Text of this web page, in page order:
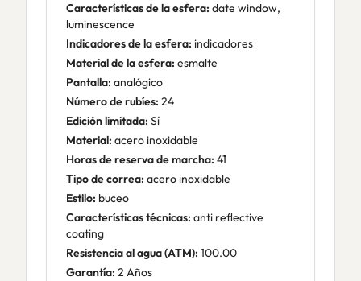
Características de la esfera: date window,
luminescence
Indicadores de la esfera: indicadores
Material de la esfera: esmalte
Pantalla: analógico
Número de rubíes: 24
Edición limitada: Sí
Material: acero inoxidable
Horas de reserva de marcha: 41
Tipo de correa: acero inoxidable
Estilo: buceo
Características técnicas: anti reflective
coating
Resistencia al agua (ATM): 100.00
Garantía: 2 Años